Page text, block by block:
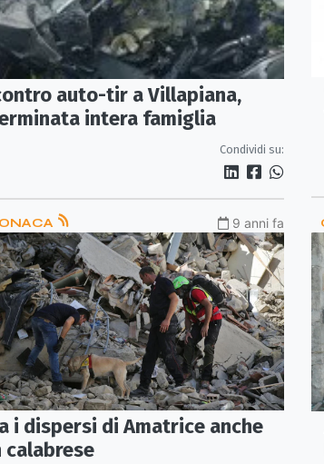
auto-tir a Villapiana,
intera famiglia
Condividi su:
9 anni fa
i dispersi di Amatrice anche
calabrese